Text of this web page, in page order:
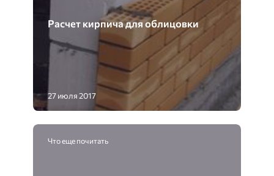
Расчет кирпича для облицовки
27 июля 2017
Что еще почитать